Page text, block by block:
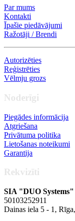
Par mums
Kontakti
Īpašie piedāvājumi
Ražotāji / Brendi
Autorizēties
Reģistrēties
Vēlmju grozs
Noderīgi
Piegādes informācija
Atgriešana
Privātuma politika
Lietošanas noteikumi
Garantija
Rekvizīti
SIA "DUO Systems"
50103252911
Dainas iela 5 - 1,